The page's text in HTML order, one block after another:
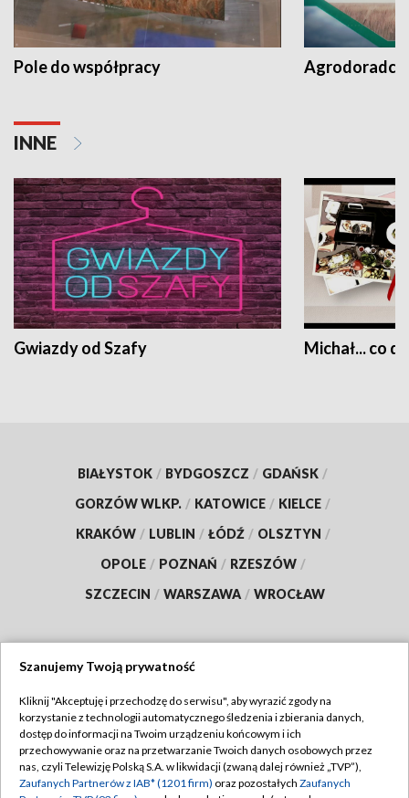
Pole do współpracy Agrodoradcy
INNE
Gwiazdy od Szafy Michał... co
BIAŁYSTOK / BYDGOSZCZ / GDAŃSK /
GORZÓW WLKP. / KATOWICE / KIELCE /
KRAKÓW / LUBLIN / ŁÓDŹ / OLSZTYN /
OPOLE / POZNAŃ / RZESZÓW /
SZCZECIN / WARSZAWA / WROCŁAW
TVP
Abonament TVP
Emisja w TVP
Regulamin TVP
Polityka prywatności
Szanujemy Twoją prywatność
Kliknij "Akceptuję i przechodzę do serwisu", aby wyrazić zgody na
korzystanie z technologii automatycznego śledzenia i zbierania danych,
dostęp do informacji na Twoim urządzeniu końcowym i ich
przechowywanie oraz na przetwarzanie Twoich danych osobowych przez
nas, czyli Telewizję Polską S.A. w likwidacji (zwaną dalej również „TVP”),
Zaufanych Partnerów z IAB* (1201 firm) oraz pozostałych Zaufanych